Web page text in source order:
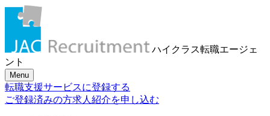
ハイクラス転職エージェ
ント
Menu
転職支援サービスに登録する
ご登録済みの方求人紹介を申し込む